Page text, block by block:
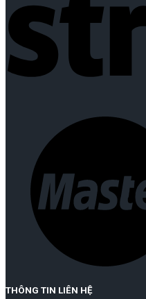
THÔNG TIN LIÊN HỆ